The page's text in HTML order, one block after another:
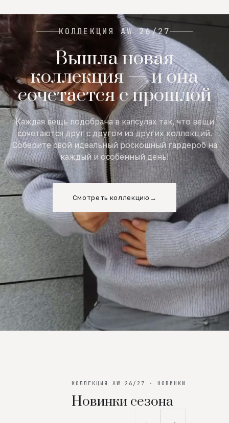
КОЛЛЕКЦИЯ AW 26/27
Вышла новая
коллекция — и она
сочетается с прошлой
Каждая вещь подобрана в капсулах так, что вещи
сочетаются друг с другом из других коллекций.
Соберите свой идеальный роскошный гардероб на
каждый и особенный день!
Смотреть коллекцию →
КОЛЛЕКЦИЯ AW 26/27 · НОВИНКИ
Новинки сезона